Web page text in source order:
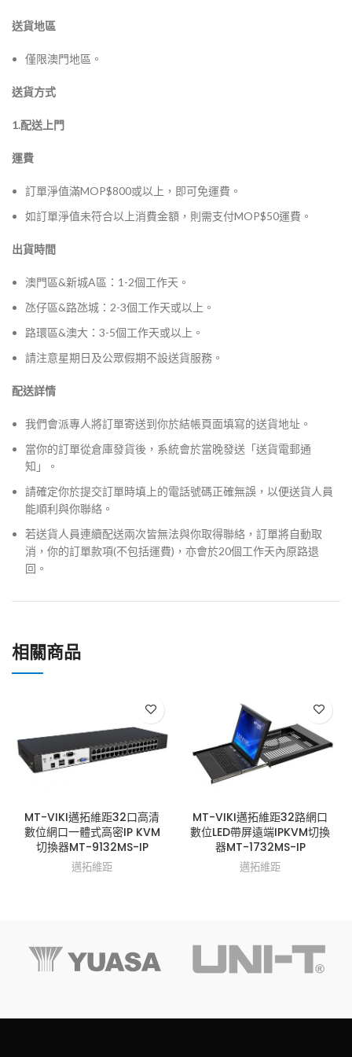
送貨地區
僅限澳門地區。
送貨方式
1.配送上門
運費
訂單淨值滿MOP$800或以上，即可免運費。
如訂單淨值未符合以上消費金額，則需支付MOP$50運費。
出貨時間
澳門區&新城A區：1-2個工作天。
氹仔區&路氹城：2-3個工作天或以上。
路環區&澳大：3-5個工作天或以上。
請注意星期日及公眾假期不設送貨服務。
配送詳情
我們會派專人將訂單寄送到你於結帳頁面填寫的送貨地址。
當你的訂單從倉庫發貨後，系統會於當晚發送「送貨電郵通
知」。
請確定你於提交訂單時填上的電話號碼正確無誤，以便送貨人員
能順利與你聯絡。
若送貨人員連續配送兩次皆無法與你取得聯絡，訂單將自動取
消，你的訂單款項(不包括運費)，亦會於20個工作天內原路退
回。
相關商品
MT-VIKI邁拓維距32口高清
數位網口一體式高密IP KVM
切換器MT-9132MS-IP
邁拓維距
MT-VIKI邁拓維距32路網口
數位LED帶屏遠端IPKVM切換
器MT-1732MS-IP
邁拓維距